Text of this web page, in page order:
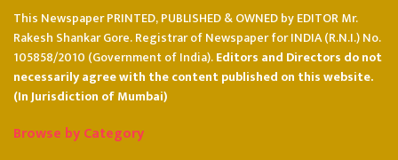
This Newspaper PRINTED, PUBLISHED & OWNED by EDITOR Mr.
Rakesh Shankar Gore. Registrar of Newspaper for INDIA (R.N.I.) No.
105858/2010 (Government of India).Editors and Directors do not
necessarily agree with the content published on this website.
(In Jurisdiction of Mumbai)
Browse by Category